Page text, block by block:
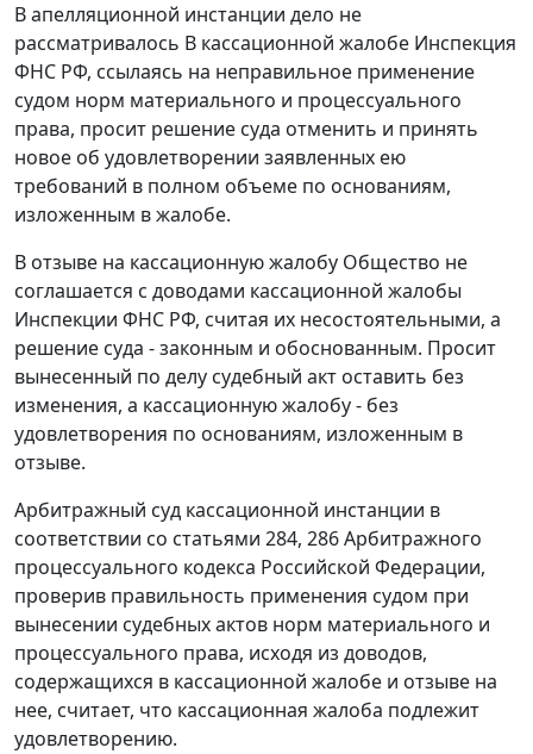
В апелляционной инстанции дело не
рассматривалось В кассационной жалобе Инспекция
ФНС РФ, ссылаясь на неправильное применение
судом норм материального и процессуального
права, просит решение суда отменить и принять
новое об удовлетворении заявленных ею
требований в полном объеме по основаниям,
изложенным в жалобе.
В отзыве на кассационную жалобу Общество не
соглашается с доводами кассационной жалобы
Инспекции ФНС РФ, считая их несостоятельными, а
решение суда - законным и обоснованным. Просит
вынесенный по делу судебный акт оставить без
изменения, а кассационную жалобу - без
удовлетворения по основаниям, изложенным в
отзыве.
Арбитражный суд кассационной инстанции в
соответствии со статьями 284, 286Арбитражного
процессуального кодекса Российской Федерации,
проверив правильность применения судом при
вынесении судебных актов норм материального и
процессуального права, исходя из доводов,
содержащихся в кассационной жалобе и отзыве на
нее, считает, что кассационная жалоба подлежит
удовлетворению.